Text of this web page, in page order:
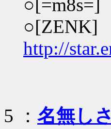
http://
5 ： 名無し